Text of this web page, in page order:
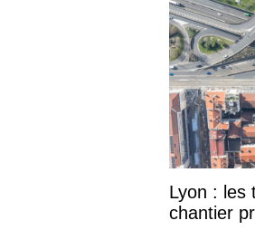
Lyon : les
chantier